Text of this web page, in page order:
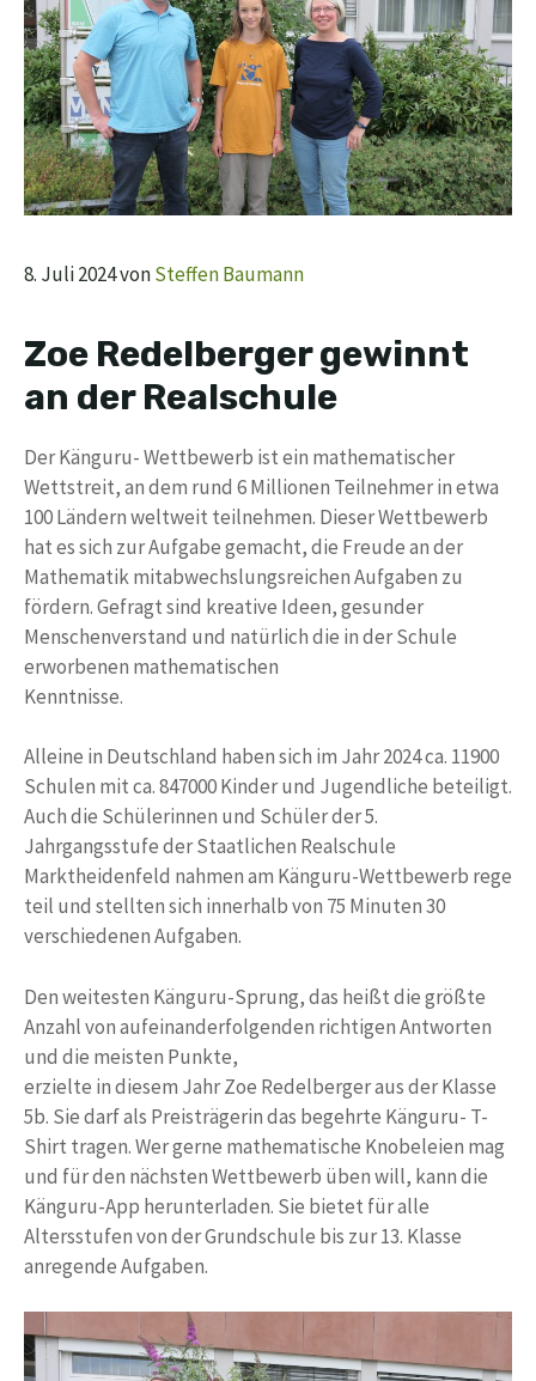
8. Juli 2024vonSteffen Baumann
Zoe Redelberger gewinnt
an der Realschule
Der Känguru- Wettbewerb ist ein mathematischer
Wettstreit, an dem rund 6 Millionen Teilnehmer in etwa
100 Ländern weltweit teilnehmen. Dieser Wettbewerb
hat es sich zur Aufgabe gemacht, die Freude an der
Mathematik mitabwechslungsreichen Aufgaben zu
fördern. Gefragt sind kreative Ideen, gesunder
Menschenverstand und natürlich die in der Schule
erworbenen mathematischen
Kenntnisse.
Alleine in Deutschland haben sich im Jahr 2024 ca. 11900
Schulen mit ca. 847000 Kinder und Jugendliche beteiligt.
Auch die Schülerinnen und Schüler der 5.
Jahrgangsstufe der Staatlichen Realschule
Marktheidenfeld nahmen am Känguru-Wettbewerb rege
teil und stellten sich innerhalb von 75 Minuten 30
verschiedenen Aufgaben.
Den weitesten Känguru-Sprung, das heißt die größte
Anzahl von aufeinanderfolgenden richtigen Antworten
und die meisten Punkte,
erzielte in diesem Jahr Zoe Redelberger aus der Klasse
5b. Sie darf als Preisträgerin das begehrte Känguru- T-
Shirt tragen. Wer gerne mathematische Knobeleien mag
und für den nächsten Wettbewerb üben will, kann die
Känguru-App herunterladen. Sie bietet für alle
Altersstufen von der Grundschule bis zur 13. Klasse
anregende Aufgaben.